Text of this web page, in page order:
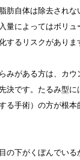
肪自体は除去され
量によってはボリュ
するリスクがありま
みがある方は、カ
決です。たるみ型に
る手術）の方が根本
の下がくぼんでいる